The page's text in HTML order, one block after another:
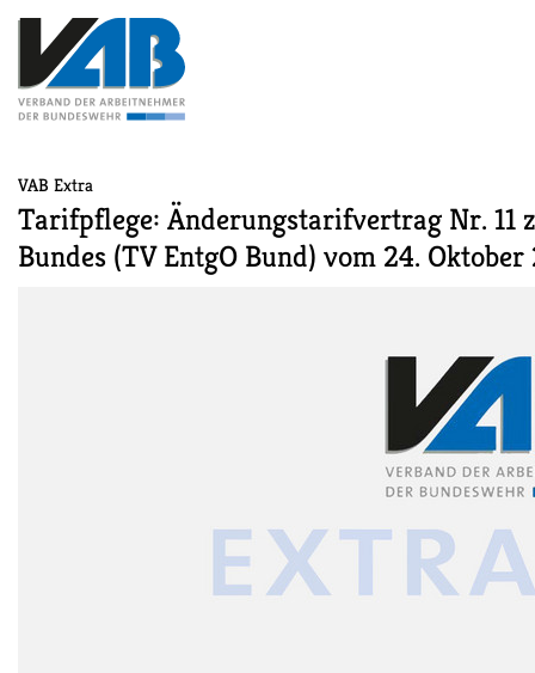
VAB Extra
Tarifpflege: Änderungstarifvertrag Nr. 11
Bundes (TV EntgO Bund) vom 24.